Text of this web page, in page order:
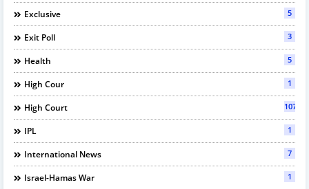
Exclusive 5
Exit Poll 3
Health 5
High Cour 1
High Court 107
IPL 1
International News 7
Israel-Hamas War 1